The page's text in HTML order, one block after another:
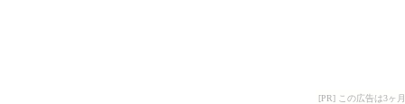
[PR] この広告は3ヶ